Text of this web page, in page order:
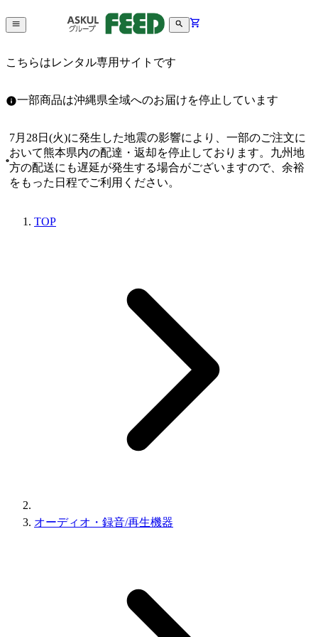
こちらはレンタル専用サイトです
一部商品は沖縄県全域へのお届けを停止しています
7月28日(火)に発生した地震の影響により、一部のご注文に
おいて熊本県内の配達・返却を停止しております。九州地
方の配送にも遅延が発生する場合がございますので、余裕
をもった日程でご利用ください。
TOP
オーディオ・録音/再生機器